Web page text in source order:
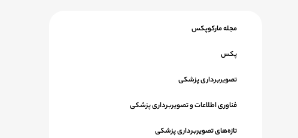
مجله مارکوپکس
پکس
تصویربرداری پزشکی
فناوری اطلاعات و تصویربرداری پزشکی
تازه‌های تصویربرداری پزشکی